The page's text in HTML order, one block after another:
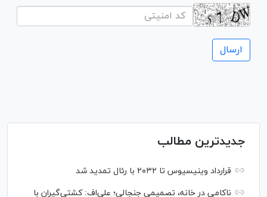
جدیدترین مطالب
قرارداد وینیسیوس تا ۲۰۳۲ با رئال‌ تمدید شد
ناکامی در خانه، تصمیمی جنجالی؛ علی‌اف: کشتی‌گیران با